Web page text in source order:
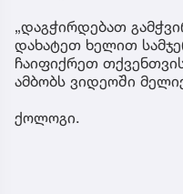
„დაგჭირდებათ
დახატეთ ხელით
ჩაიფიქრეთ
ამბობს ვიდეოში
ქოლოგი.